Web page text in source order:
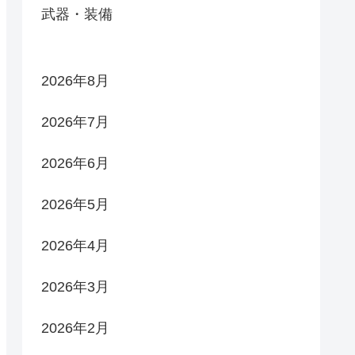
武器・装備
2026年8月
2026年7月
2026年6月
2026年5月
2026年4月
2026年3月
2026年2月